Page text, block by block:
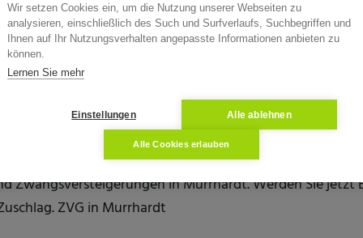
von Immobilien in Murrhardt inklusive
zum Objekt, Verkehrswert und Aktenzeichen. Immobilie
Zwangsversteigerungen in Murrhardt. Werden Sie
ZVG in Murrhardt
Wir setzen Cookies ein, um die Nutzung unserer Webseiten zu
analysieren, einschließlich des Such und Surfverlaufs, Suchbegriffen und
Ihnen auf Ihr Nutzungsverhalten angepasste Informationen anbieten zu
können.
Lernen Sie mehr
Einstellungen Alle ablehnen
Alle Cookies erlauben